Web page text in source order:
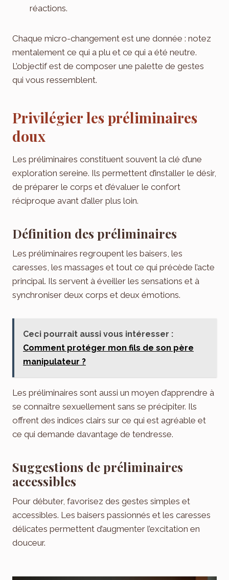
réactions.
Chaque micro-changement est une donnée : notez
mentalement ce qui a plu et ce qui a été neutre.
L’objectif est de composer une palette de gestes
qui vous ressemblent.
Privilégier les préliminaires
doux
Les préliminaires constituent souvent la clé d’une
exploration sereine. Ils permettent d’installer le désir,
de préparer le corps et d’évaluer le confort
réciproque avant d’aller plus loin.
Définition des préliminaires
Les préliminaires regroupent les baisers, les
caresses, les massages et tout ce qui précède l’acte
principal. Ils servent à éveiller les sensations et à
synchroniser deux corps et deux émotions.
Ceci pourrait aussi vous intéresser :
Comment protéger mon fils de son père
manipulateur​ ?
Les préliminaires sont aussi un moyen d’apprendre à
se connaître sexuellement sans se précipiter. Ils
offrent des indices clairs sur ce qui est agréable et
ce qui demande davantage de tendresse.
Suggestions de préliminaires
accessibles
Pour débuter, favorisez des gestes simples et
accessibles. Les baisers passionnés et les caresses
délicates permettent d’augmenter l’excitation en
douceur.